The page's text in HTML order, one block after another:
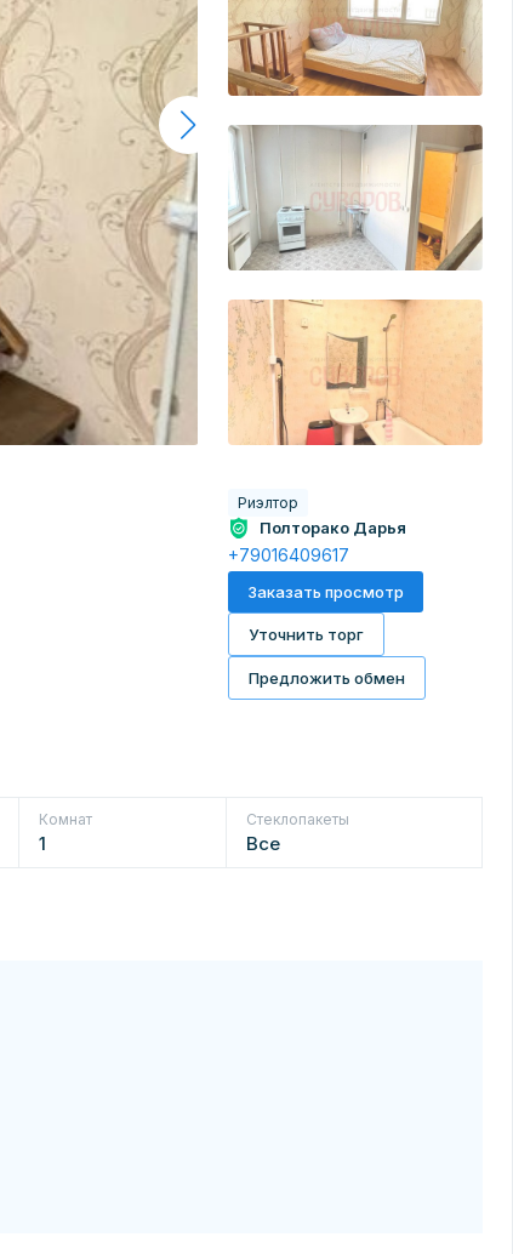
Риэлтор
Полторако Дарья
+79016409617
Заказать просмотр
Уточнить торг
Предложить обмен
Комнат
1
Стеклопакеты
Все